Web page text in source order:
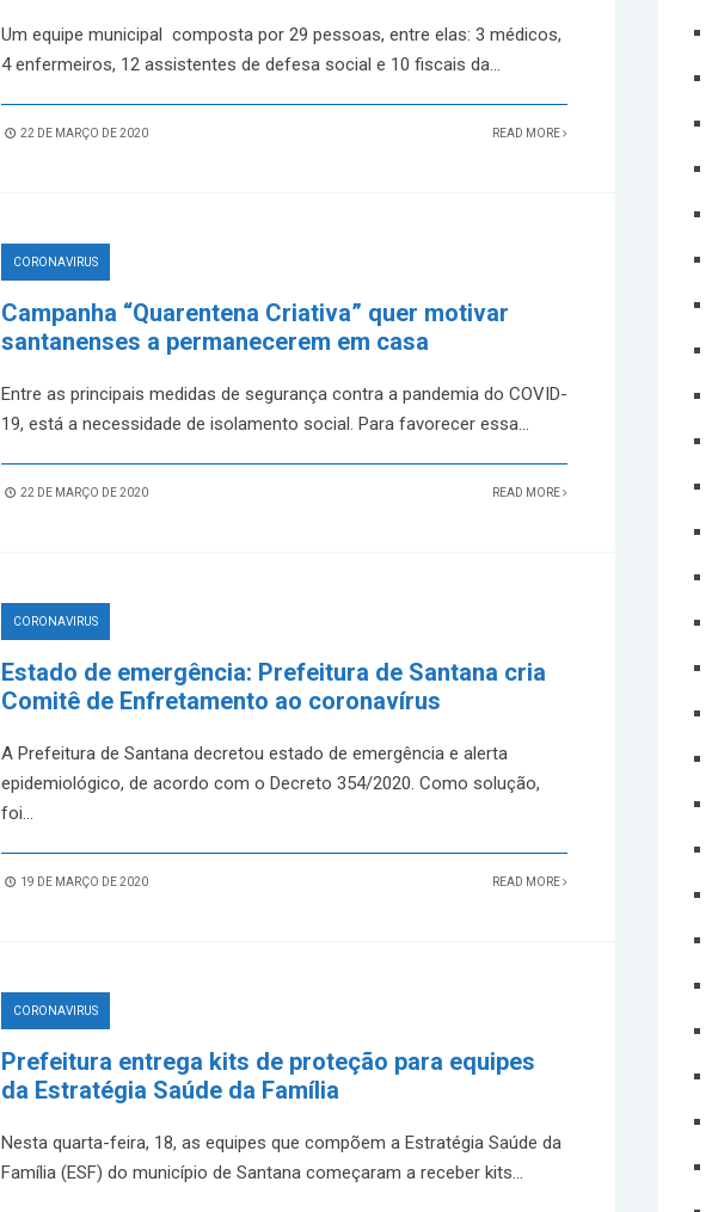
Um equipe municipal composta por 29 pessoas, entre elas: 3 médicos,
4 enfermeiros, 12 assistentes de defesa social e 10 fiscais da...
22 DE MARÇO DE 2020 READ MORE
CORONAVIRUS
Campanha “Quarentena Criativa” quer motivar
santanenses a permanecerem em casa
Entre as principais medidas de segurança contra a pandemia do COVID-
19, está a necessidade de isolamento social. Para favorecer essa...
22 DE MARÇO DE 2020 READ MORE
CORONAVIRUS
Estado de emergência: Prefeitura de Santana cria
Comitê de Enfretamento ao coronavírus
A Prefeitura de Santana decretou estado de emergência e alerta
epidemiológico, de acordo com o Decreto 354/2020. Como solução,
foi...
19 DE MARÇO DE 2020 READ MORE
CORONAVIRUS
Prefeitura entrega kits de proteção para equipes
da Estratégia Saúde da Família
Nesta quarta-feira, 18, as equipes que compõem a Estratégia Saúde da
Família (ESF) do município de Santana começaram a receber kits...